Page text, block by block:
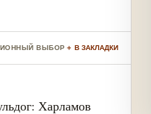
ВЫБОР ＋ В ЗАКЛАДКИ